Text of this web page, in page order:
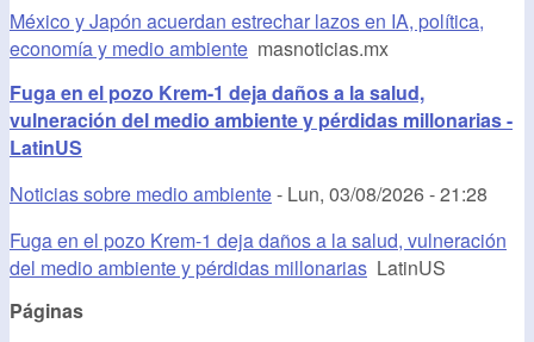
México y Japón acuerdan estrechar lazos en IA, política,
economía y medio ambiente masnoticias.mx
Fuga en el pozo Krem-1 deja daños a la salud,
vulneración del medio ambiente y pérdidas millonarias -
LatinUS
Noticias sobre medio ambiente- Lun, 03/08/2026 - 21:28
Fuga en el pozo Krem-1 deja daños a la salud, vulneración
del medio ambiente y pérdidas millonarias LatinUS
Páginas